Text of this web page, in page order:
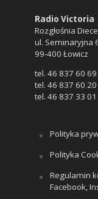
Radio Victoria
Rozgłośnia
ul. Seminaryjna
99-400 Łowicz
tel. 46 837 60
tel. 46 837 60
tel. 46 837 33
Polityka
Polityka
Regulamin
Facebook,